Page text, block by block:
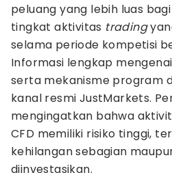
peluang yang lebih luas
tingkat aktivitas trading
selama periode kompetisi
Informasi lengkap
serta mekanisme program
kanal resmi JustMarkets.
mengingatkan bahwa
CFD memiliki risiko tinggi,
kehilangan sebagian
diinvestasikan.